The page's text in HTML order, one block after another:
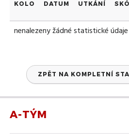
KOLO DATUM UTKÁNÍ
nenalezeny žádné statistické údaje
ZPĚT NA KOMPLETNÍ
A-TÝM